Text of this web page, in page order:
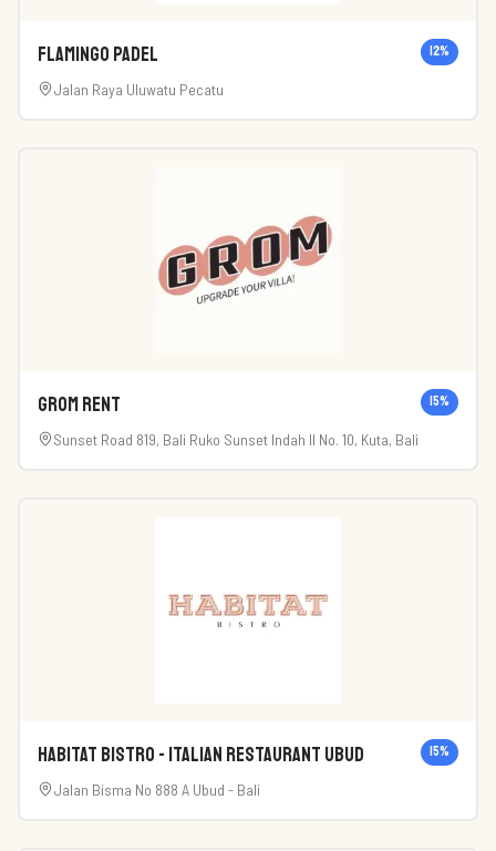
Flamingo Padel 12%
Jalan Raya Uluwatu Pecatu
Grom Rent 15%
Sunset Road 819, Bali Ruko Sunset Indah II No. 10, Kuta, Bali
Habitat Bistro - Italian Restaurant Ubud 15%
Jalan Bisma No 888 A Ubud - Bali